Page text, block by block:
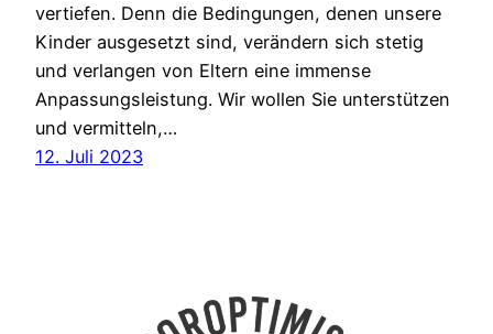
vertiefen. Denn die Bedingungen, denen unsere
Kinder ausgesetzt sind, verändern sich stetig
und verlangen von Eltern eine immense
Anpassungsleistung. Wir wollen Sie unterstützen
und vermitteln,…
12. Juli 2023